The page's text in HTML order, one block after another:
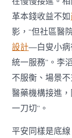
革本錢收益不如
影，“但社區醫
設計—白叟小病
統一服務”。李
不服衡、場景
醫藥機構接進
一刀切”。
平安同樣是底